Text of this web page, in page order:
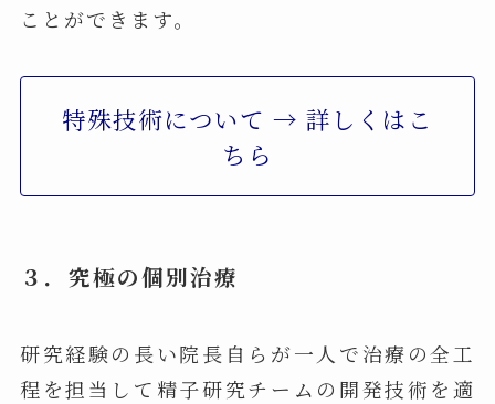
ことができます。
特殊技術について → 詳しくはこ
ちら
３．究極の個別治療
研究経験の長い院長自らが一人で治療の全工
程を担当して精子研究チームの開発技術を適